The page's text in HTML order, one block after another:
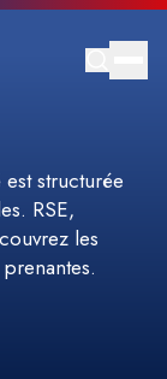
structurée
RSE,
les